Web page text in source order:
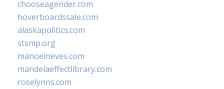
chooseagender.com
hoverboardssale.com
alaskapolitics.com
stsmp.org
manoelneves.com
mandelaeffectlibrary.com
roselynns.com